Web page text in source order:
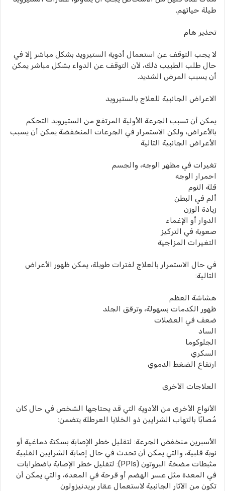
طيلة حياتهم.
تحذير هام
لا يجب التوقف عن استعمال أدوية الستيرويد بشكل مباشر إلا في
حال طلب الطبيب ذلك، لأن التوقف عن الدواء بشكل مباشر يمكن
أن يسبب المرض الشديد.
الاعراض الجانبية للعلاج بالستيرويد
يمكن أن تسبب الجرعة الأولية المرتفع من الستيرويد التحكم
بالأعراض، ولكن الاستمرار في الجرعات المنخفضة يمكن أن يسبب
الأعراض الجانبية التالية
تغيرات في مظهر الوجه، والجسم
احمرار الوجه
قلة النوم
ألم في البطن
زيادة الوزن
الدوار أو الإغماء
صعوبة في التركيز
التغيرات المزاجية
في حال الاستمرار بالعلاج لفترات طويلة، يمكن ظهور الأعراض
التالية:
هشاشة العظم
ظهور الكدمات بسهولة، وترقق الجلد
ضعف في العضلات
الساد
الجلوكوما
السكري
ارتفاع الضغط الدموي
العلاجات الأخرى
الأنواع الأخرى من الأدوية التي قد يحتاجها الشخص في حال كان
مُصابًا بالتهاب الشرايين ذو الخلايا العرطلة يتضمن:
الأسبرين منخفض الجرعة: لتقليل خطر الإصابة بسكتة دماغية أو
نوبة قلبية، والتي يمكن أن تحدث في حال إصابة الشرايين القلبية
مثبطات مضخة البروتون (PPIs): لتقليل خطر الإصابة باضطرابات
في المعدة مثل عسر الهضم أو قرحة في المعدة، والتي يمكن أن
تكون من الآثار الجانبية لاستعمال عقار بريدنيزولون